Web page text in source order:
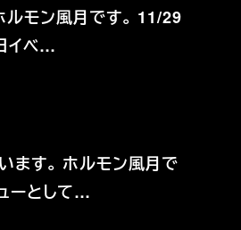
ルモン風月です。 11/29
イベ…
ます。 ホルモン風月で
ーとして…